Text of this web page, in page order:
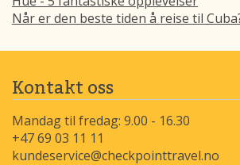
Når er den beste tiden å reise til
Kontakt oss
Mandag til fredag: 9.00 - 16.30
+47 69 03 11 11
kundeservice@checkpointtravel.no